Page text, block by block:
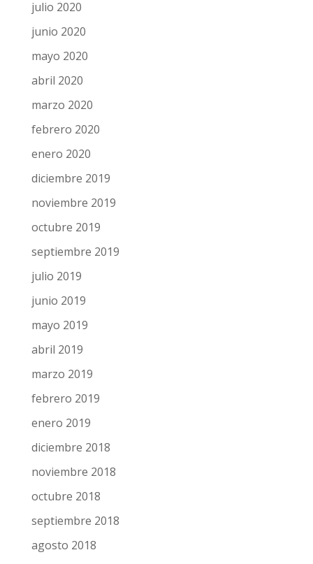
diciembre 2020
noviembre 2020
octubre 2020
septiembre 2020
agosto 2020
julio 2020
junio 2020
mayo 2020
abril 2020
marzo 2020
febrero 2020
enero 2020
diciembre 2019
noviembre 2019
octubre 2019
septiembre 2019
julio 2019
junio 2019
mayo 2019
abril 2019
marzo 2019
febrero 2019
enero 2019